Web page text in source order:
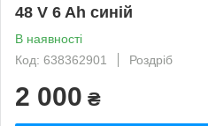
48 V 6 Ah синій
В наявності
Код: 638362901
Роздріб
2 000 ₴